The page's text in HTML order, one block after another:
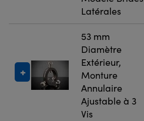
Latérales
53 mm
Diamètre
Extérieur,
Monture
Annulaire
Ajustable à 3
Vis